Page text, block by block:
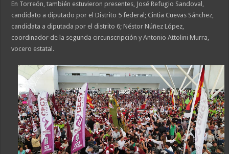
En Torreón, también estuvieron presentes, José Refugio Sandoval,
candidato a diputado por el Distrito 5 federal; Cintia Cuevas Sánchez,
candidata a diputada por el distrito 6; Néstor Núñez López,
coordinador de la segunda circunscripción y Antonio Attolini Murra,
vocero estatal.